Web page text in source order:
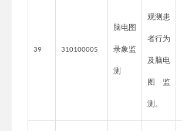
39 310100005
脑电图
录象监
测
观测患
者行为
及脑电
图监
测。